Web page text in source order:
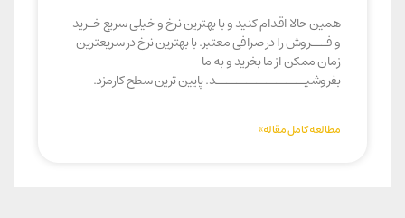
همین حالا اقدام کنید و با بهترین نرخ و خیلی سریع خـرید
و فـــروش را در صرافی معتبر. با بهترین نرخ در سریعترین
زمان ممکن از ما بخرید و به ما
بفروشیــــــــــــــــــد. پایین ترین سطح کارمزد.
مطالعه کامل مقاله»